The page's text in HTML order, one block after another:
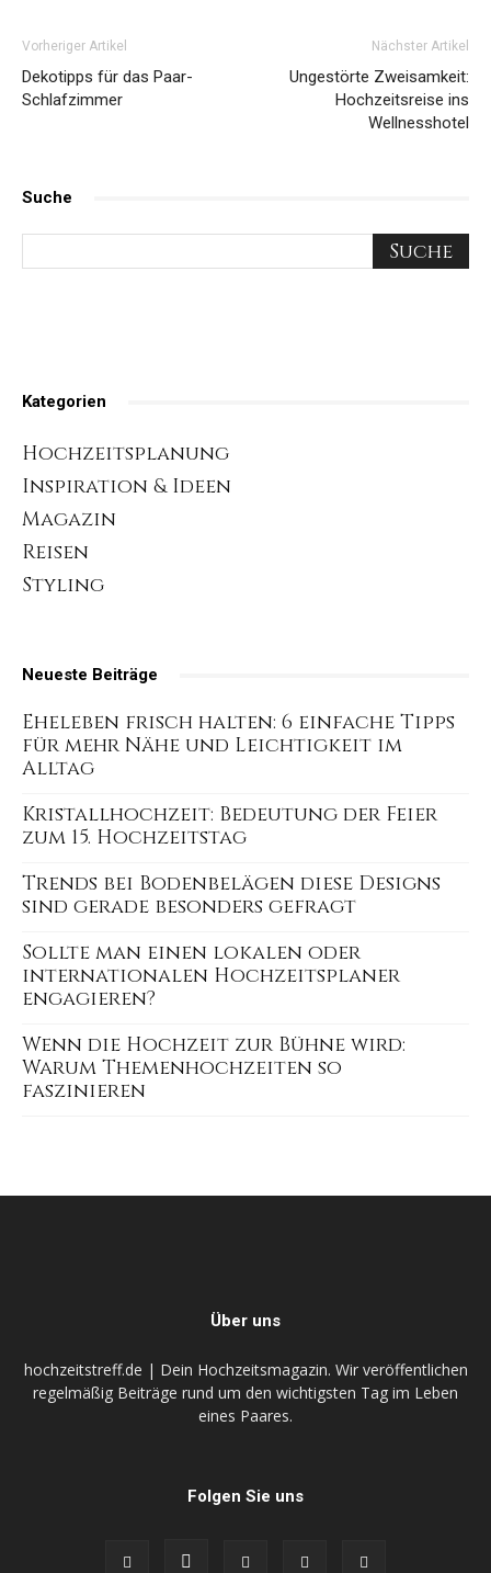
Vorheriger Artikel
Dekotipps für das Paar-
Schlafzimmer
Nächster Artikel
Ungestörte Zweisamkeit:
Hochzeitsreise ins
Wellnesshotel
Suche
Kategorien
Hochzeitsplanung
Inspiration & Ideen
Magazin
Reisen
Styling
Neueste Beiträge
Eheleben frisch halten: 6 einfache Tipps
für mehr Nähe und Leichtigkeit im
Alltag
Kristallhochzeit: Bedeutung der Feier
zum 15. Hochzeitstag
Trends bei Bodenbelägen diese Designs
sind gerade besonders gefragt
Sollte man einen lokalen oder
internationalen Hochzeitsplaner
engagieren?
Wenn die Hochzeit zur Bühne wird:
Warum Themenhochzeiten so
faszinieren
Über uns
hochzeitstreff.de | Dein Hochzeitsmagazin. Wir veröffentlichen
regelmäßig Beiträge rund um den wichtigsten Tag im Leben
eines Paares.
Folgen Sie uns